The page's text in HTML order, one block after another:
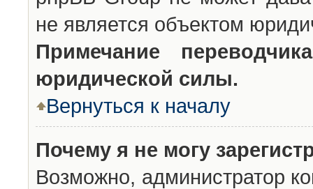
не является объектом
Примечание
юридической силы.
Вернуться к началу
Почему я не могу
Возможно, администратор